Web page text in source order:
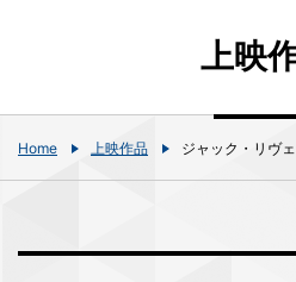
上映
Home 上映作品 ジャック・リヴ